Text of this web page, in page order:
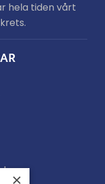
hela tiden vårt
×